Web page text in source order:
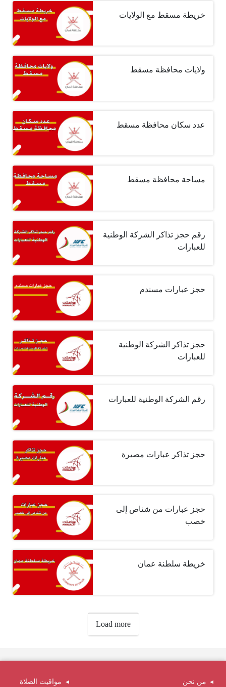
خريطة مسقط مع الولايات
ولايات محافظة مسقط
عدد سكان محافظة مسقط
مساحة محافظة مسقط
رقم حجز تذاكر الشركة الوطنية
للعبارات
حجز عبارات مسندم
حجز تذاكر الشركة الوطنية
للعبارات
رقم الشركة الوطنية للعبارات
حجز تذاكر عبارات مصيرة
حجز عبارات من شناص إلى
خصب
خريطة سلطنة عمان
Load more
من نحن مواقيت الصلاة